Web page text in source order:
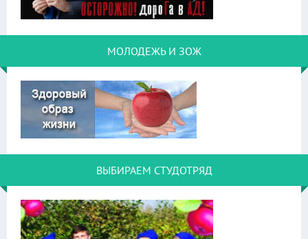
МОЛОДЕЖЬ И ЗОЖ
ВЫБИРАЕМ СТУДОТРЯД